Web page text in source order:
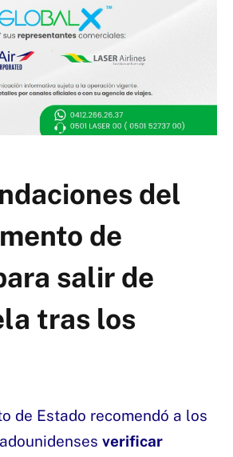
del
de
salir de
tras los
de Estado recomendó a los
verificar